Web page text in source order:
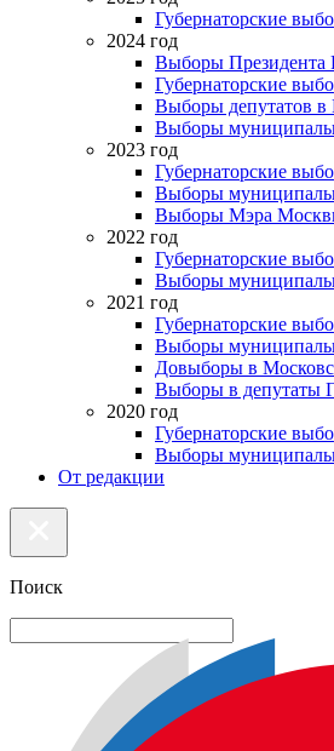
Губернаторские
2024 год
Выборы Президента
Губернаторские
Выборы депутатов в
Выборы
2023 год
Губернаторские
Выборы
Выборы Мэра
2022 год
Губернаторские
Выборы
2021 год
Губернаторские
Выборы
Довыборы в
Выборы в депутаты
2020 год
Губернаторские
Выборы
От редакции
Поиск